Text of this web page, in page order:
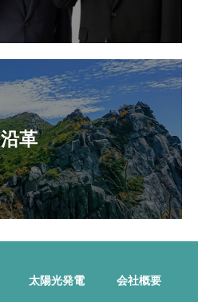
沿革
太陽光発電 会社概要